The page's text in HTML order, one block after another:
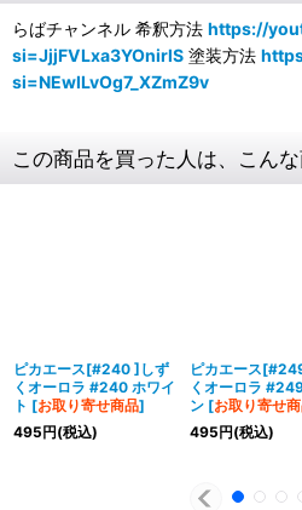
らばチャンネル 希釈方法 https://
si=JjjFVLxa3YOnirlS 塗装方法
si=NEwILvOg7_XZmZ9v
この商品を買った人は、こん
ピカエース[#240 ]しず
くオーロラ #240 ホワイ
ト [お取り寄せ商品]
495円(税込)
ピカエース
くオーロラ
ン [お取り寄せ
495円(税込)